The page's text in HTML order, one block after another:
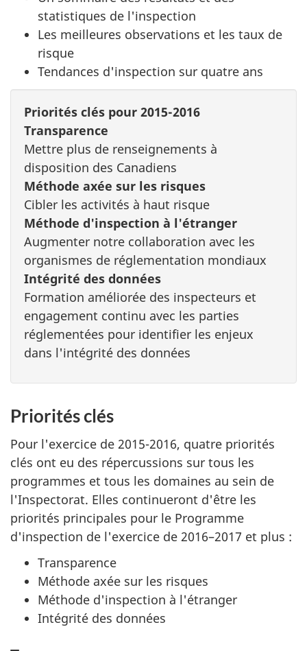
statistiques de l'inspection
Les meilleures observations et les taux de
risque
Tendances d'inspection sur quatre ans
Priorités clés pour 2015-2016
Transparence
Mettre plus de renseignements à
disposition des Canadiens
Méthode axée sur les risques
Cibler les activités à haut risque
Méthode d'inspection à l'étranger
Augmenter notre collaboration avec les
organismes de réglementation mondiaux
Intégrité des données
Formation améliorée des inspecteurs et
engagement continu avec les parties
réglementées pour identifier les enjeux
dans l'intégrité des données
Priorités clés
Pour l'exercice de 2015-2016, quatre priorités
clés ont eu des répercussions sur tous les
programmes et tous les domaines au sein de
l'Inspectorat. Elles continueront d'être les
priorités principales pour le Programme
d'inspection de l'exercice de 2016–2017 et plus :
Transparence
Méthode axée sur les risques
Méthode d'inspection à l'étranger
Intégrité des données